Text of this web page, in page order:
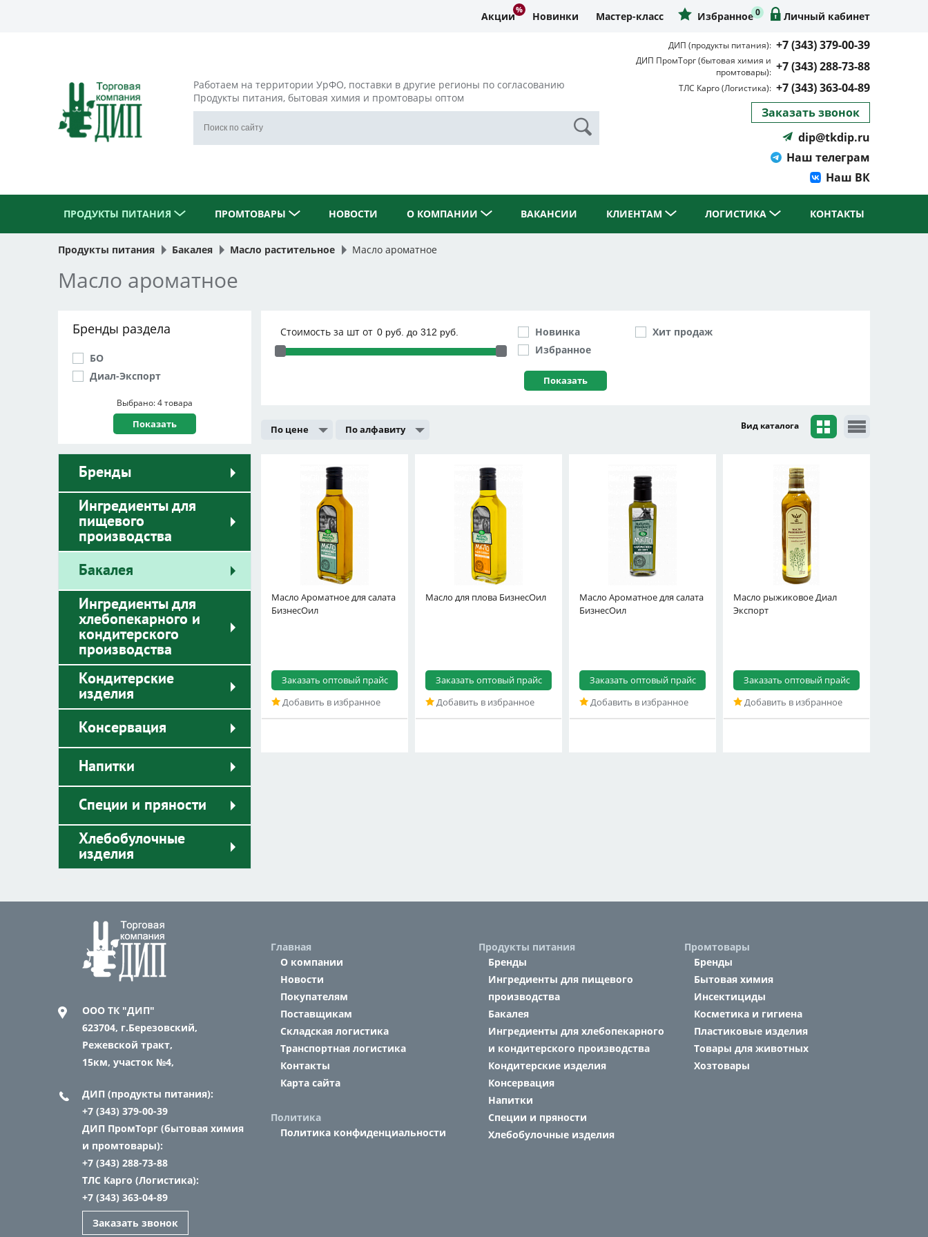
Акции Новинки Мастер-класс Избранное0 Личный кабинет
Работаем на территории УрФО, поставки в другие регионы по согласованию
Продукты питания, бытовая химия и промтовары оптом
ДИП (продукты питания): +7 (343) 379-00-39
ДИП ПромТорг (бытовая химия и
промтовары): +7 (343) 288-73-88
ТЛС Карго (Логистика): +7 (343) 363-04-89
Заказать звонок
dip@tkdip.ru
Наш телеграм
Наш ВК
ПРОДУКТЫ ПИТАНИЯ ПРОМТОВАРЫ НОВОСТИ О КОМПАНИИ ВАКАНСИИ КЛИЕНТАМ ЛОГИСТИКА КОНТАКТЫ
Продукты питания Бакалея Масло растительное Масло ароматное
Масло ароматное
Бренды раздела
БО
Диал-Экспорт
Выбрано: 4 товара
Бренды
Ингредиенты для
пищевого
производства
Бакалея
Ингредиенты для
хлебопекарного и
кондитерского
производства
Кондитерские
изделия
Консервация
Напитки
Специи и пряности
Хлебобулочные
изделия
Стоимость за шт от
Новинка
Избранное
Хит продаж
По цене По алфавиту Вид каталога
Масло Ароматное для салата
БизнесОил
Заказать оптовый прайс
Добавить в избранное
Масло для плова БизнесОил
Заказать оптовый прайс
Добавить в избранное
Масло Ароматное для салата
БизнесОил
Заказать оптовый прайс
Добавить в избранное
Масло рыжиковое Диал
Экспорт
Заказать оптовый прайс
Добавить в избранное
ООО ТК "ДИП"
623704, г.Березовский,
Режевской тракт,
15км, участок №4,
ДИП (продукты питания):
+7 (343) 379-00-39
ДИП ПромТорг (бытовая химия
и промтовары):
+7 (343) 288-73-88
ТЛС Карго (Логистика):
+7 (343) 363-04-89
Заказать звонок
Главная
О компании
Новости
Покупателям
Поставщикам
Складская логистика
Транспортная логистика
Контакты
Карта сайта
Политика
Политика конфиденциальности
Продукты питания
Бренды
Ингредиенты для пищевого
производства
Бакалея
Ингредиенты для хлебопекарного
и кондитерского производства
Кондитерские изделия
Консервация
Напитки
Специи и пряности
Хлебобулочные изделия
Промтовары
Бренды
Бытовая химия
Инсектициды
Косметика и гигиена
Пластиковые изделия
Товары для животных
Хозтовары